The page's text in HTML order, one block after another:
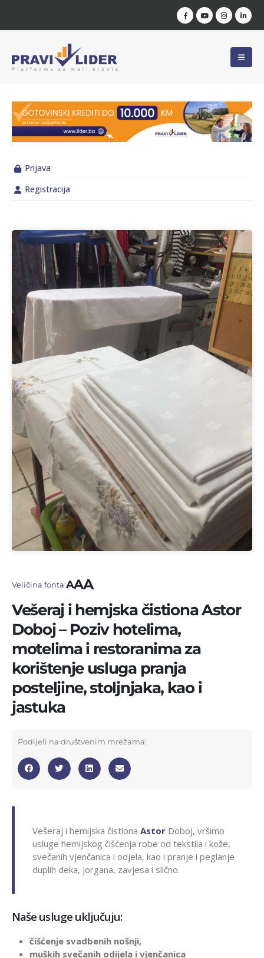
Prijava
Registracija
Veličina fonta:AAA
Vešeraj i hemjska čistiona Astor
Doboj – Poziv hotelima,
motelima i restoranima za
korištenje usluga pranja
posteljine, stoljnjaka, kao i
jastuka
Podijeli na društvenim mrežama:
Vešeraj i hemijska čistiona Astor Doboj, vršimo
usluge hemijskog čišćenja robe od tekstila i kože,
svečanih vjenčanica i odjela, kao i pranje i peglanje
duplih deka, jorgana, zavjesa i slično.
Naše usluge uključuju:
čišćenje svadbenih nošnji,
muških svečanih odijela i vjenčanica